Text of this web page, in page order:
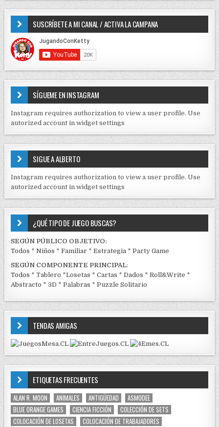
e
n
r
a
d
:
P
D
E
C
N
T
I
D
S
E
J
C
K
SUSCRÍBETE A MI CANAL / ACTIVA LA CAMPANA
SÍGUEME EN INSTAGRAM
Instagram requires authorization to view a user profile. Use
autorized account in widget settings
SIGUE A ALBERTO
Instagram requires authorization to view a user profile. Use
autorized account in widget settings
¿QUÉ TIPO DE JUEGO BUSCAS?
SEGÚN PÚBLICO OBJETIVO:
Todos *Niños *Familiar *Estrategia *Party Game
SEGÚN COMPONENTE PRINCIPAL:
Todos *Tablero *Losetas *Cartas *Dados *Roll&Write *
Abstracto *3D *Palabras *Puzzle Solitario
TENDAS AMIGAS
ETIQUETAS FRECUENTES
ALAN R. MOON ANIMALES ANTIGÜEDAD
ASMODEE
BLUE ORANGE GAMES
CIENCIA FICCIÓN
COLECCIÓN DE SETS
COLOCACIÓN DE LOSETAS
COLOCACIÓN DE TRABAJADORES